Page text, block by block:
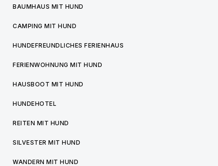
BAUMHAUS MIT HUND
CAMPING MIT HUND
HUNDEFREUNDLICHES FERIENHAUS
FERIENWOHNUNG MIT HUND
HAUSBOOT MIT HUND
HUNDEHOTEL
REITEN MIT HUND
SILVESTER MIT HUND
WANDERN MIT HUND